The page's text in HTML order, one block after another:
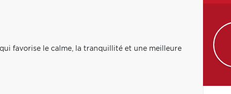
favorise le calme, la tranquillité et une meilleure